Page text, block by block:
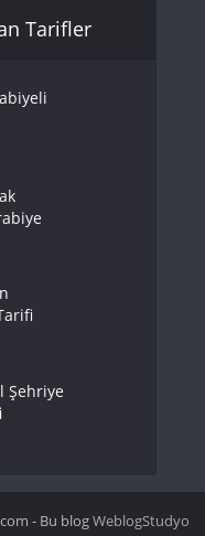
Tarifler
Şehriye
- Bu blogWeblogStudyo